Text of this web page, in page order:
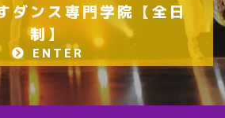
ダンス専門学院【全日
制】
ENTER